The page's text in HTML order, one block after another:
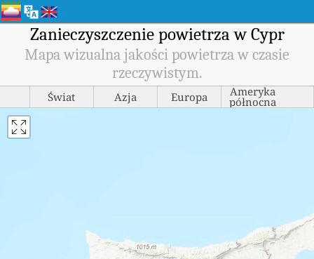
Zanieczyszczenie powietrza w Cypr
Mapa wizualna jakości powietrza w czasie
rzeczywistym.
Świat Azja Europa Ameryka
północna